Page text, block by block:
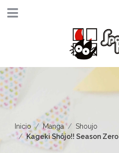
Inicio Manga
Shoujo
Kageki Shôjo!! Season Zero